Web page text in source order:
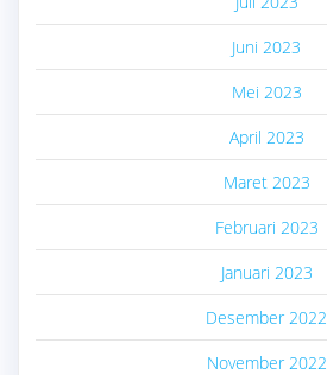
Juni 2023
Mei 2023
April 2023
Maret 2023
Februari 2023
Januari 2023
Desember 2022
November 2022